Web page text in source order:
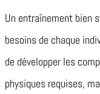
Un entraînement bien
besoins de chaque
de développer les
physiques requises,